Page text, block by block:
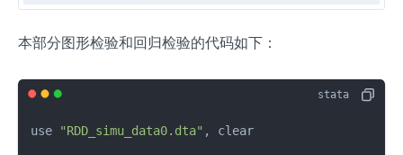
本部分图形检验和回归检验的代码如下：
use "RDD_simu_data0.dta" , clear